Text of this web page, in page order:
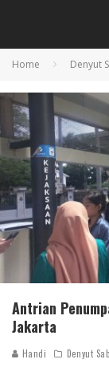
Home Denyut
Antrian
Jakarta
Handi Denyut